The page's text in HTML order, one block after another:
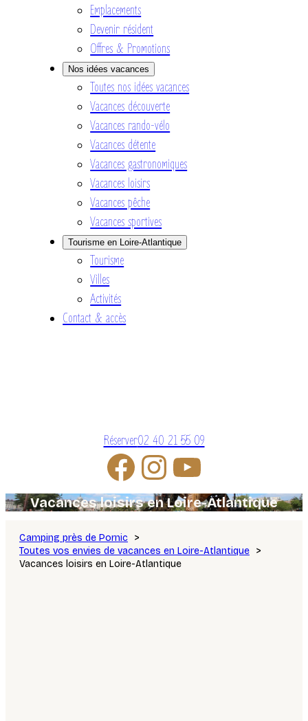
Emplacements
Devenir résident
Offres & Promotions
Nos idées vacances
Toutes nos idées vacances
Vacances découverte
Vacances rando-vélo
Vacances détente
Vacances gastronomiques
Vacances loisirs
Vacances pêche
Vacances sportives
Tourisme en Loire-Atlantique
Tourisme
Villes
Activités
Contact & accès
Réserver02 40 21 55 09
Vacances loisirs en Loire-Atlantique
Camping près de Pornic
Toutes vos envies de vacances en Loire-Atlantique
Vacances loisirs en Loire-Atlantique